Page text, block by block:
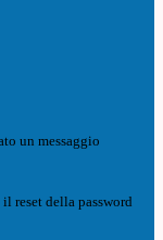
un messaggio
reset della password